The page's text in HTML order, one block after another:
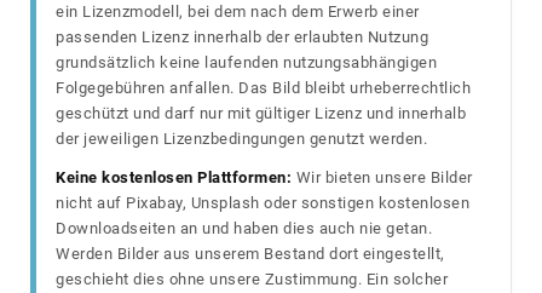
ein Lizenzmodell, bei dem nach dem Erwerb einer
passenden Lizenz innerhalb der erlaubten Nutzung
grundsätzlich keine laufenden nutzungsabhängigen
Folgegebühren anfallen. Das Bild bleibt urheberrechtlich
geschützt und darf nur mit gültiger Lizenz und innerhalb
der jeweiligen Lizenzbedingungen genutzt werden.
Keine kostenlosen Plattformen: Wir bieten unsere Bilder
nicht auf Pixabay, Unsplash oder sonstigen kostenlosen
Downloadseiten an und haben dies auch nie getan.
Werden Bilder aus unserem Bestand dort eingestellt,
geschieht dies ohne unsere Zustimmung. Ein solcher